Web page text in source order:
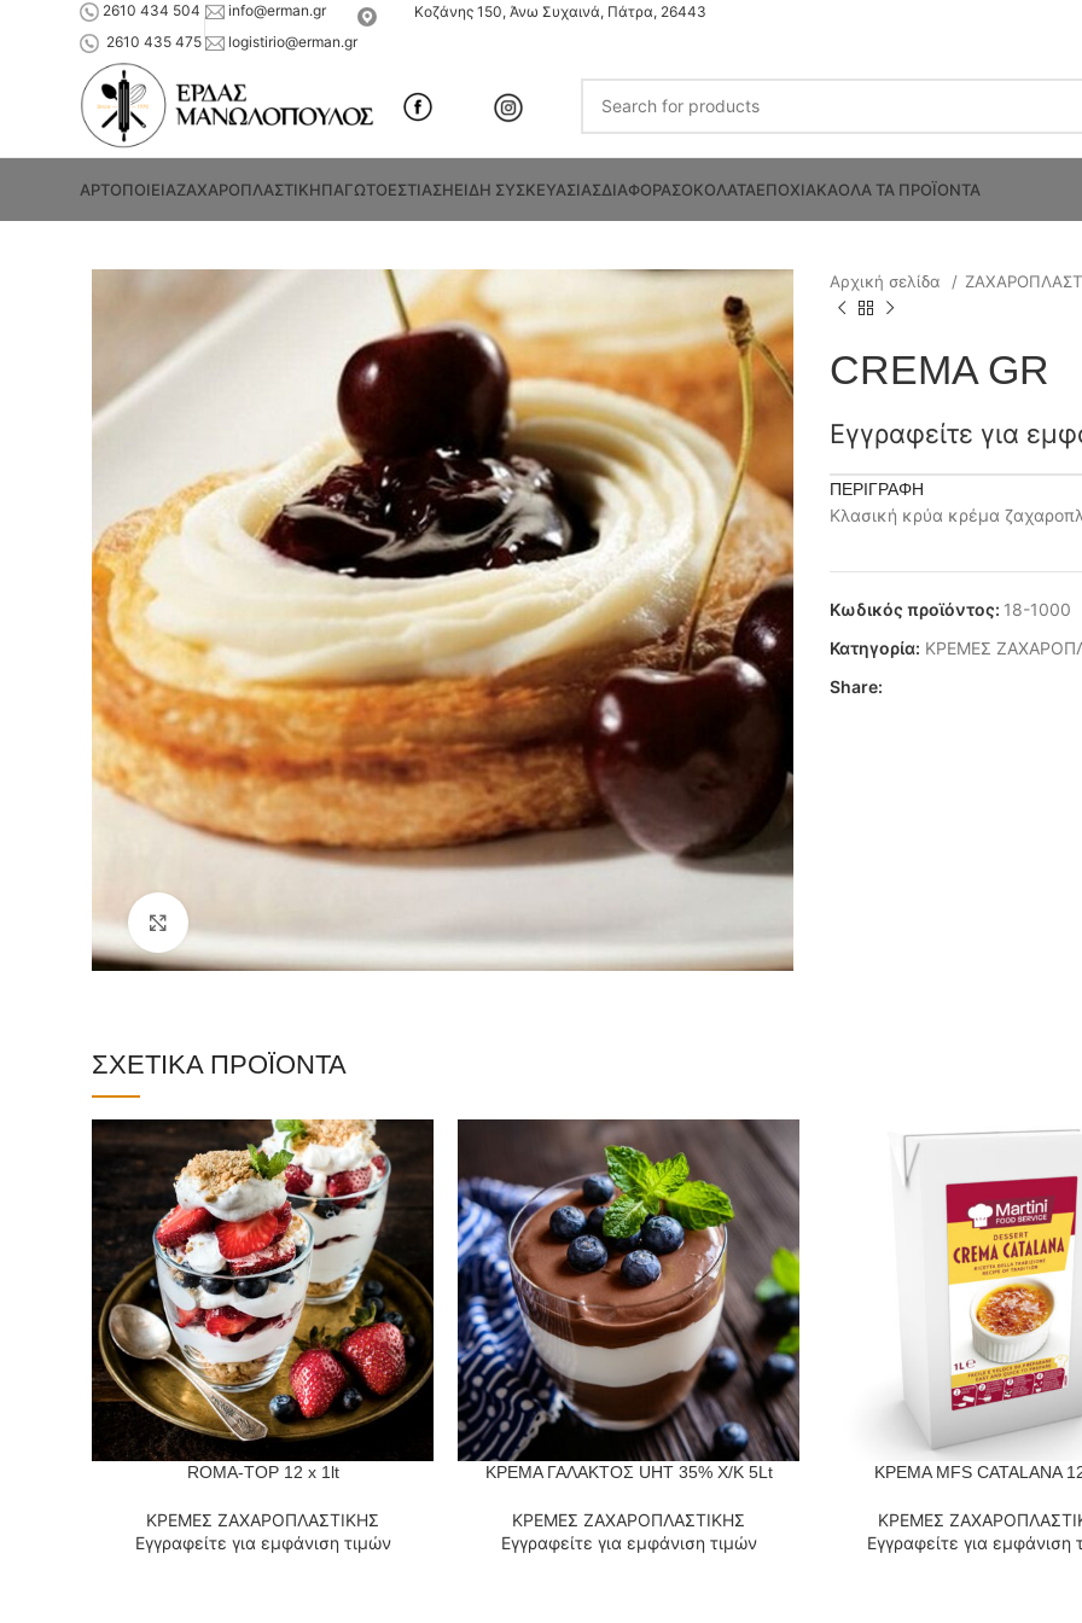
2610 434 504
2610 435 475
info@erman.gr
logistirio@erman.gr
Κοζάνης 150, Άνω Συχαινά, Πάτρα, 26443
ΑΡΤΟΠΟΙΕΙΑΖΑΧΑΡΟΠΛΑΣΤΙΚΗΠΑΓΩΤΟΕΣΤΙΑΣΗΕΙΔΗ ΣΥΣΚΕΥΑΣΙΑΣΔΙΑΦΟΡΑΣΟΚΟΛΑΤΑΕΠΟΧΙΑΚΑΟΛΑ ΤΑ ΠΡΟΪΟΝΤΑ
Αρχική σελίδα
CREMA GR
Εγγραφείτε για
ΠΕΡΙΓΡΑΦΉ
Κλασική κρύα κρέμα
Κωδικός προϊόντος: 18-1000
Κατηγορία: ΚΡΕΜΕΣ
Share:
ΣΧΕΤΙΚΆ ΠΡΟΪΌΝΤΑ
ΔΙΑΒΆΣΤΕ ΠΕΡΙΣΣΌΤΕΡΑ
ROMA-TOP 12 x 1lt
ΚΡΕΜΕΣ ΖΑΧΑΡΟΠΛΑΣΤΙΚΗΣ
Εγγραφείτε για εμφάνιση τιμών
ΔΙΑΒΆΣΤΕ ΠΕΡΙΣΣΌΤΕΡΑ
ΚΡΕΜΑ ΓΑΛΑΚΤΟΣ UHT 35% Χ/Κ 5Lt
ΚΡΕΜΕΣ ΖΑΧΑΡΟΠΛΑΣΤΙΚΗΣ
Εγγραφείτε για εμφάνιση τιμών
ΔΙΑΒΆΣΤΕ ΠΕΡΙΣΣΌΤΕΡΑ
ΚΡΕΜΑ MFS CATALANA
ΚΡΕΜΕΣ
Εγγραφείτε για εμφάνιση